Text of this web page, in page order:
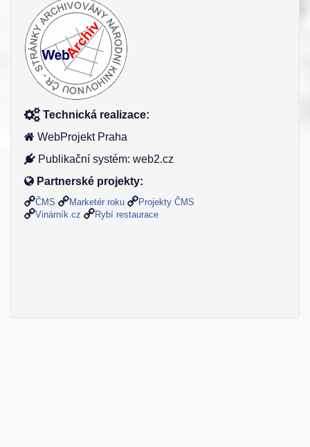
Technická realizace:
WebProjekt Praha
Publikační systém: web2.cz
Partnerské projekty:
ČMS Marketér roku
Projekty ČMS
Vinárník.cz
Rybí restaurace